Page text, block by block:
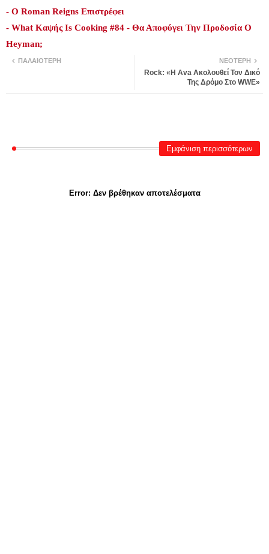
- Ο Roman Reigns Επιστρέφει
- What Καψής Is Cooking #84 - Θα Αποφύγει Την Προδοσία Ο
Heyman;
ΝΕΌΤΕΡΗ
Rock: «Η Ava Ακολουθεί Τον Δικό
Της Δρόμο Στο WWE»
ΠΑΛΑΙΌΤΕΡΗ
Εμφάνιση περισσότερων
Error: Δεν βρέθηκαν αποτελέσματα